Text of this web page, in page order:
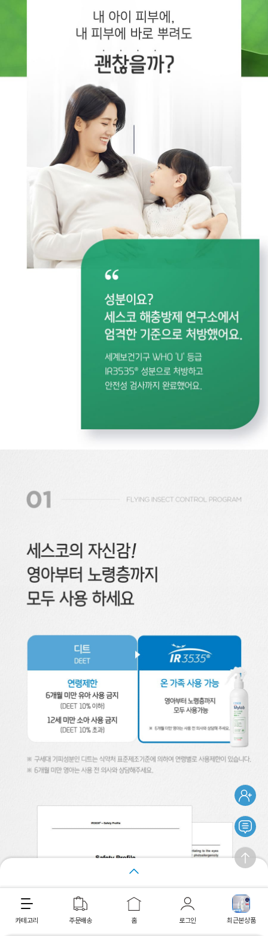
장바구니 바로구매
카테고리 주문배송 홈 로그인 최근본상품
최근 본 상품